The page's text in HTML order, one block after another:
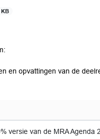
KB
en opvattingen van de
versie van de MRA Agenda